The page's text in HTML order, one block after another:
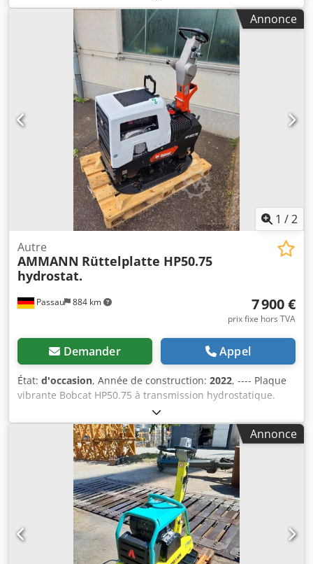
Annonce
1 /2
Passau 884 km
Autre
AMMANN Rüttelplatte HP50.75
hydrostat.
7 900 €
prix fixe hors TVA
Demander Appel
État: d'occasion, Année de construction: 2022, ---- Plaque
vibrante Bobcat HP50.75 à transmission hydrostatique.
Poids de la machine : 350 kg Longueur de la plaque :
450 mm Longueur de la machine : 900 mm Longueur de la
machine avec la poignée : 1 600 mm Dodpfszkz Tkex Ahkjkr
Hauteur de la machine : 820 mm Hauteur de la poignée
(en position de travail) : 1 000 mm Hauteur de la poignée
(en position de transport) : 1 500 mm Largeur de la
machine : 450 / 600 / 750 mm Moteur : Hatz Supra 1D50S
Carburant : diesel Puissance du moteur (tr/min) : 7 kW à
3 200 tr/min Fréquence de vibration maximale : 70 Hz
Force centrifuge maximale : 50 kN Capacité de pente : 36 %
Amplitude : 1,7 mm
Annonce